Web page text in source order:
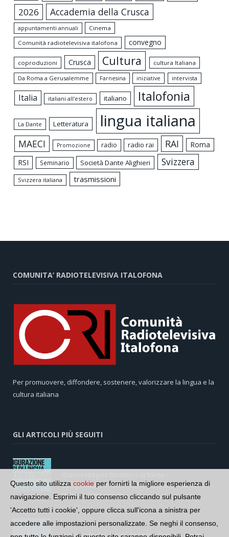
2026 Accademia della Crusca
appuntamenti annuali
Cinema
Comunità radiotelevisiva italofona
convegno
coproduzioni Crusca Cultura
cultura Italiana
Da Roma a Gerusalemme
Farnesina iniziative intervista
Italia italiani all'estero italiano Italofonia
La Dante Letteratura lingua italiana
MAECI Promozione radio radio rai RAI
Roma
RSI
Seminario Società Dante Alighieri Svizzera
Svizzera italiana trasmissioni
COMUNITA’ RADIOTELEVISIVA ITALOFONA
Per promuovere, diffondere, sostenere, valorizzare la lingua e la
cultura italiana
GLI ARTICOLI PIÙ SEGUITI
Inaugurazione dei Corsi di Lingua e Cultura
Italiana, 109a annata
“Le parole del mare”: la serie di video ideata
Questo sito utilizza cookie per fornirti la migliore esperienza di
navigazione. Esprimi il tuo consenso cliccando sul pulsante
'Accetto tutti i cookie', oppure clicca sull'icona a sinistra per
accedere alle impostazioni personalizzate. Se neghi il consenso,